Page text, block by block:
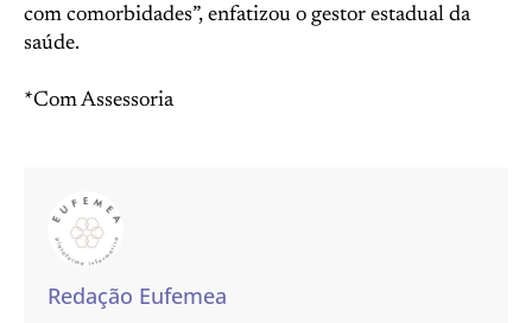
com comorbidades”, enfatizou o gestor estadual da
saúde.
*Com Assessoria
Redação Eufemea